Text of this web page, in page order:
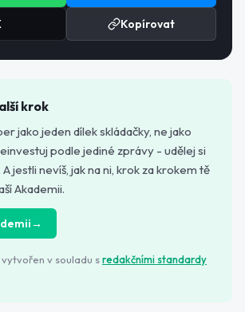
Kopírovat
krok
jako jeden dílek skládačky, ne jako
podle jediné zprávy - udělej si
jestli nevíš, jak na ni, krok za krokem tě
Akademii.
→
v souladu sredakčními standardy